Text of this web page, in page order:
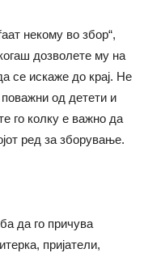
некому во збор“,
дозволете му на
се искаже до крај. Не
од детети и
го колку е важно да
ред за зборување.
да го причува
пријатели,